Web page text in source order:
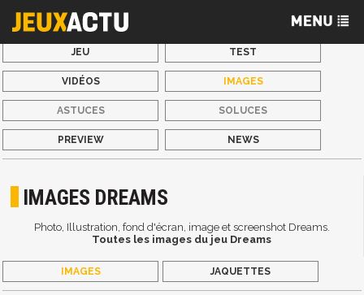
JEU TEST
VIDÉOS IMAGES
ASTUCES SOLUCES
PREVIEW NEWS
IMAGES DREAMS
Photo, Illustration, fond d'écran, image et screenshot Dreams.
Toutes les images du jeu Dreams
IMAGES JAQUETTES